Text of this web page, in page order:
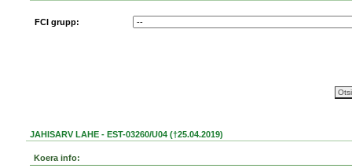
FCI grupp:
JAHISARV LAHE - EST-03260/U04 (†25.04.2019)
Koera info: